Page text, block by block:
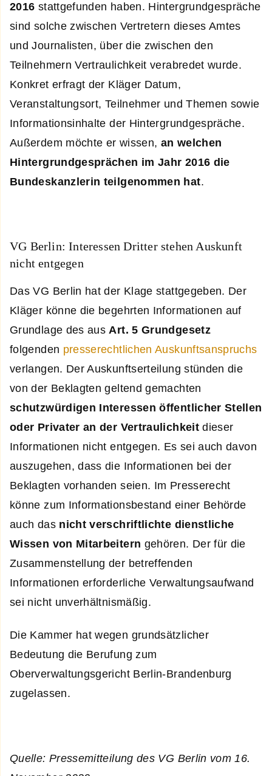
2016 stattgefunden haben. Hintergrundgespräche
sind solche zwischen Vertretern dieses Amtes
und Journalisten, über die zwischen den
Teilnehmern Vertraulichkeit verabredet wurde.
Konkret erfragt der Kläger Datum,
Veranstaltungsort, Teilnehmer und Themen sowie
Informationsinhalte der Hintergrundgespräche.
Außerdem möchte er wissen, an welchen
Hintergrundgesprächen im Jahr 2016 die
Bundeskanzlerin teilgenommen hat.
VG Berlin: Interessen Dritter stehen Auskunft
nicht entgegen
Das VG Berlin hat der Klage stattgegeben. Der
Kläger könne die begehrten Informationen auf
Grundlage des ausArt. 5 Grundgesetz
folgenden presserechtlichen Auskunftsanspruchs
verlangen. Der Auskunftserteilung stünden die
von der Beklagten geltend gemachten
schutzwürdigen Interessen öffentlicher Stellen
oder Privater an der Vertraulichkeitdieser
Informationen nicht entgegen. Es sei auch davon
auszugehen, dass die Informationen bei der
Beklagten vorhanden seien. Im Presserecht
könne zum Informationsbestand einer Behörde
auch das nicht verschriftlichte dienstliche
Wissen von Mitarbeitern gehören. Der für die
Zusammenstellung der betreffenden
Informationen erforderliche Verwaltungsaufwand
sei nicht unverhältnismäßig.
Die Kammer hat wegen grundsätzlicher
Bedeutung die Berufung zum
Oberverwaltungsgericht Berlin-Brandenburg
zugelassen.
Quelle: Pressemitteilung des VG Berlin vom 16.